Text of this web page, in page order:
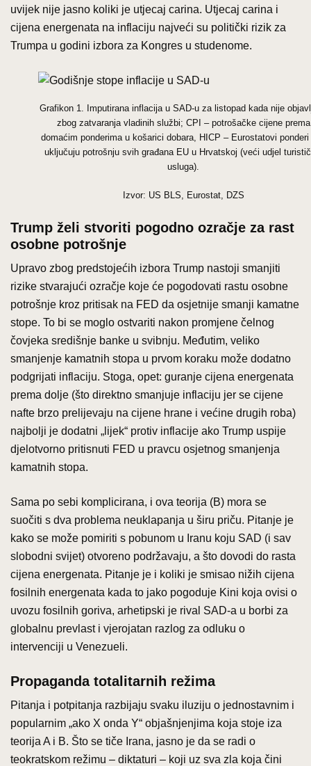
uvijek nije jasno koliki je utjecaj carina. Utjecaj carina i
cijena energenata na inflaciju najveći su politički rizik za
Trumpa u godini izbora za Kongres u studenome.
Grafikon 1. Imputirana inflacija u SAD-u za listopad kada nije
zbog zatvaranja vladinih službi; CPI – potrošačke cijene prema
domaćim ponderima u košarici dobara, HICP – Eurostatovi
uključuju potrošnju svih građana EU u Hrvatskoj (veći udjel
usluga).
Izvor: US BLS, Eurostat, DZS
Trump želi stvoriti pogodno ozračje za rast
osobne potrošnje
Upravo zbog predstojećih izbora Trump nastoji smanjiti
rizike stvarajući ozračje koje će pogodovati rastu osobne
potrošnje kroz pritisak na FED da osjetnije smanji kamatne
stope. To bi se moglo ostvariti nakon promjene čelnog
čovjeka središnje banke u svibnju. Međutim, veliko
smanjenje kamatnih stopa u prvom koraku može dodatno
podgrijati inflaciju. Stoga, opet: guranje cijena energenata
prema dolje (što direktno smanjuje inflaciju jer se cijene
nafte brzo prelijevaju na cijene hrane i većine drugih roba)
najbolji je dodatni „lijek“ protiv inflacije ako Trump uspije
djelotvorno pritisnuti FED u pravcu osjetnog smanjenja
kamatnih stopa.
Sama po sebi komplicirana, i ova teorija (B) mora se
suočiti s dva problema neuklapanja u širu priču. Pitanje je
kako se može pomiriti s pobunom u Iranu koju SAD (i sav
slobodni svijet) otvoreno podržavaju, a što dovodi do rasta
cijena energenata. Pitanje je i koliki je smisao nižih cijena
fosilnih energenata kada to jako pogoduje Kini koja ovisi o
uvozu fosilnih goriva, arhetipski je rival SAD-a u borbi za
globalnu prevlast i vjerojatan razlog za odluku o
intervenciji u Venezueli.
Propaganda totalitarnih režima
Pitanja i potpitanja razbijaju svaku iluziju o jednostavnim i
popularnim „ako X onda Y“ objašnjenjima koja stoje iza
teorija A i B. Što se tiče Irana, jasno je da se radi o
teokratskom režimu – diktaturi – koji uz sva zla koja čini